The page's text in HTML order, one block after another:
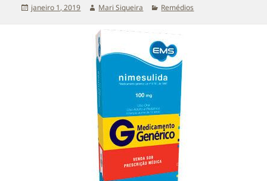
Publicado
janeiro 1, 2019 Autor
Mari Siqueira Categorias
Remédios